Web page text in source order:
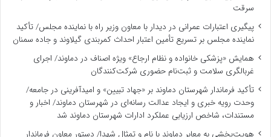
سرقت
پیگیری اعتبارات عمرانی در دیدار با معاون وزیر راه با نماینده مجلس/ تأکید
نماینده مجلس بر تسریع تأمین اعتبار احداث کمربندی گیلاوند و جاده سمنان
همایش «پزشکی خانواده و نظام ارجاع» ویژه اصناف در دماوند/ اجرای
غربالگری سلامت و ثبت‌نام حضوری شرکت‌کنندگان
تأکید فرماندار شهرستان دماوند بر «جهاد تبیین» و امیدآفرینی در جامعه/
وحدت رویه خبری و ایجاد عدالت رسانه‌ای در شهرستان دماوند/ اخبار و
مستندات، شاخص ارزیابی عملکرد ادارات شهرستان دماوند شد
هویت‌بخشی به معابر دماوند با نام و تمثال شهدا/ دستور معاون فرماندار